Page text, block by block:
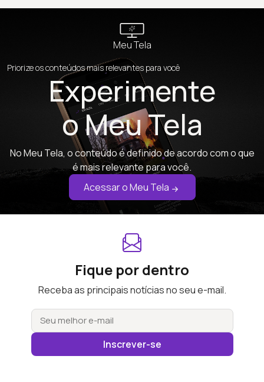
Meu Tela
Priorize os conteúdos mais relevantes para você
Experimente
o Meu Tela
No Meu Tela, o conteúdo é definido de acordo com o que
é mais relevante para você.
Acessar o Meu Tela
Fique por dentro
Receba as principais notícias no seu e-mail.
Inscrever-se